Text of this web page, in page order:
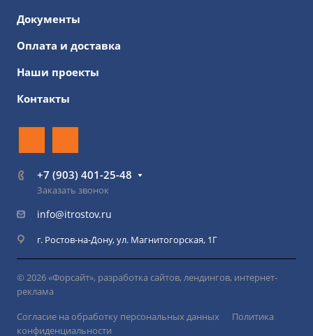
Документы
Оплата и доставка
Наши проекты
Контакты
+7 (903) 401-25-48
Заказать звонок
info@itrostov.ru
г. Ростов-на-Дону, ул. Магнитогорская, 1Г
© 2026 «Форсайт», разработка сайтов, лендингов, интернет-
реклама
Согласие на обработку персональных данных
Политика
конфиденциальности